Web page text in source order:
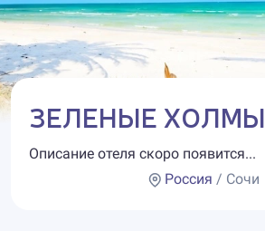
ЗЕЛЕНЫЕ ХОЛМЫ
Описание отеля скоро появится...
Россия / Сочи